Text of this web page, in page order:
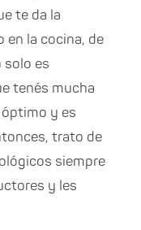
te da la
en la cocina, de
solo es
tenés mucha
y es
trato de
siempre
y les